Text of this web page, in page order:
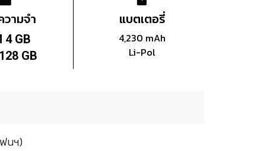
ามจำ
4 GB
GB
แบตเตอรี่
4,230 mAh
Li-Pol
นฯ)